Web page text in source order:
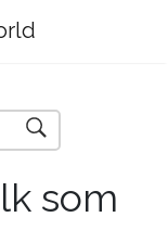
som